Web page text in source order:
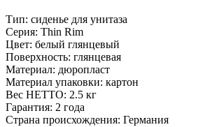
Тип: сиденье для унитаза
Серия: Thin Rim
Цвет: белый глянцевый
Поверхность: глянцевая
Материал: дюропласт
Материал упаковки: картон
Вес НЕТТО: 2.5 кг
Гарантия: 2 года
Страна происхождения: Германия